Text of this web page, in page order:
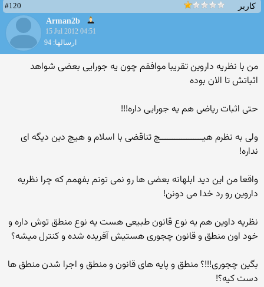
کاربر
#120
Arman2b
15 Jul 2012 04:51
ارسالها: 94
من با نظریه داروین تقریبا موافقم چون یه جورایی بعضی شواهد
اثباتش تا الان بوده
حتی اثبات ریاضی هم یه جورایی داره!!!
ولی به نظرم هیــــــــــــــــــچ تناقضی با اسلام و هیچ دین دیگه ای
نداره!
واقعا من این دید ابلهانه بعضی ها رو نمی تونم بفهمم که چرا نظریه
داروین رو رد خدا می دونن!
نظریه داوین هم یه نوع قانون طبیعی هست یه نوع منطق توش داره و
خود اون منطق و قانون چجوری هستیش آفریده شده و کنترل میشه؟
بگین چجوری!!!؟ منطق و پایه های قانون و منطق و اجرا شدن منطق ها
دست کیه؟!